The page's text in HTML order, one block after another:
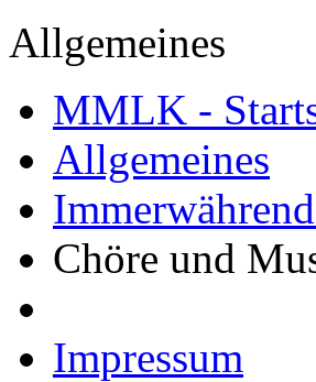
Allgemeines
MMLK -
Allgemeines
Chöre und
Impressum